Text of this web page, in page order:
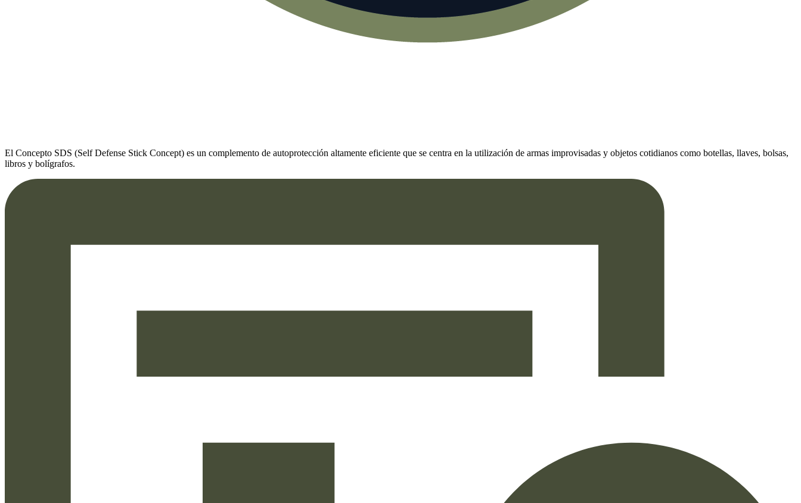
El Concepto SDS (Self Defense Stick Concept) es un complemento de autoprotección altamente eficiente que se centra en la utilización de armas improvisadas y objetos cotidianos como botellas, llaves, bolsas,
libros y bolígrafos.